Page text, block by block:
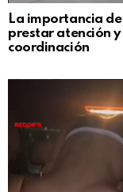
La importancia de
prestar atención y
coordinación